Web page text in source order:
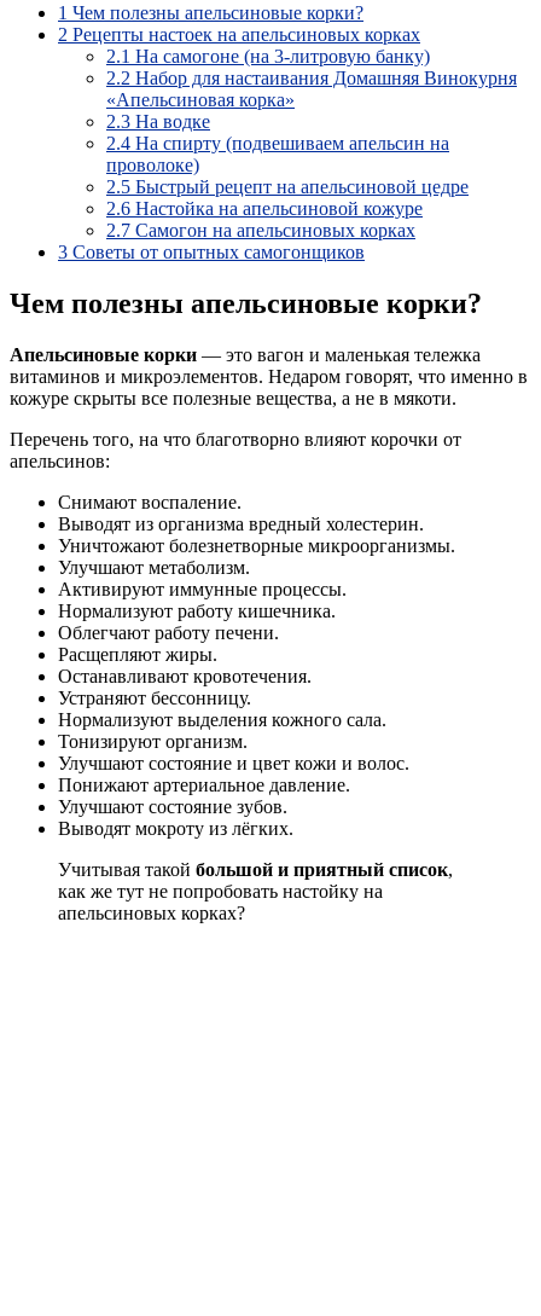
1 Чем полезны апельсиновые корки?
2 Рецепты настоек на апельсиновых корках
2.1 На самогоне (на 3-литровую банку)
2.2 Набор для настаивания Домашняя Винокурня
«Апельсиновая корка»
2.3 На водке
2.4 На спирту (подвешиваем апельсин на
проволоке)
2.5 Быстрый рецепт на апельсиновой цедре
2.6 Настойка на апельсиновой кожуре
2.7 Самогон на апельсиновых корках
3 Советы от опытных самогонщиков
Чем полезны апельсиновые корки?
Апельсиновые корки — это вагон и маленькая тележка
витаминов и микроэлементов. Недаром говорят, что именно в
кожуре скрыты все полезные вещества, а не в мякоти.
Перечень того, на что благотворно влияют корочки от
апельсинов:
Снимают воспаление.
Выводят из организма вредный холестерин.
Уничтожают болезнетворные микроорганизмы.
Улучшают метаболизм.
Активируют иммунные процессы.
Нормализуют работу кишечника.
Облегчают работу печени.
Расщепляют жиры.
Останавливают кровотечения.
Устраняют бессонницу.
Нормализуют выделения кожного сала.
Тонизируют организм.
Улучшают состояние и цвет кожи и волос.
Понижают артериальное давление.
Улучшают состояние зубов.
Выводят мокроту из лёгких.
Учитывая такой большой и приятный список,
как же тут не попробовать настойку на
апельсиновых корках?